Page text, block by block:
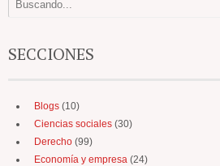
SECCIONES
Blogs (10)
Ciencias sociales (30)
Derecho (99)
Economía y empresa (24)